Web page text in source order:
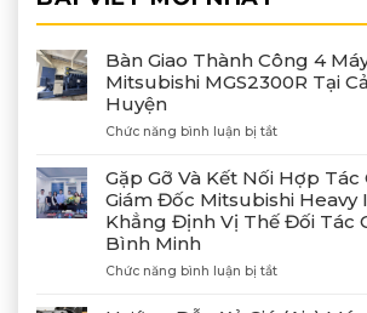
Bàn Giao Thành Công 4
Mitsubishi MGS2300R Tại
Huyện
Chức năng bình luận bị tắtở
Giao
Thành
Công
4
Phát
Gặp Gỡ Và Kết Nối Hợp
Giám Đốc Mitsubishi Heavy
Khẳng Định Vị Thế Đối Tác
Bình Minh
Chức năng bình luận bị tắtở
Gỡ